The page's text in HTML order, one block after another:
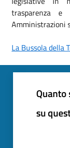
trasparenza e
Amministrazioni
La Bussola della
su